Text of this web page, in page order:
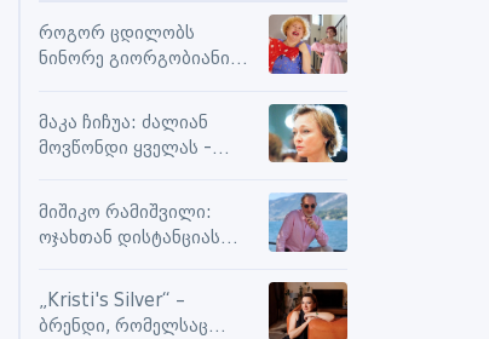
ურთიერთობებსა და
შემოქმედებით
მუშაობაში
როგორ ცდილობს
ნინორე გიორგობიანი
მაქსიმალური
სიამოვნების მიღებას და
მოქმედებს თუ არა მასზე
მაკა ჩიჩუა: ძალიან
მოვწონდი ყველას -
გარეთ
მიშიკო რამიშვილი:
ოჯახთან დისტანციას
გრძელდება
„Kristi's Silver“ –
ბრენდი, რომელსაც